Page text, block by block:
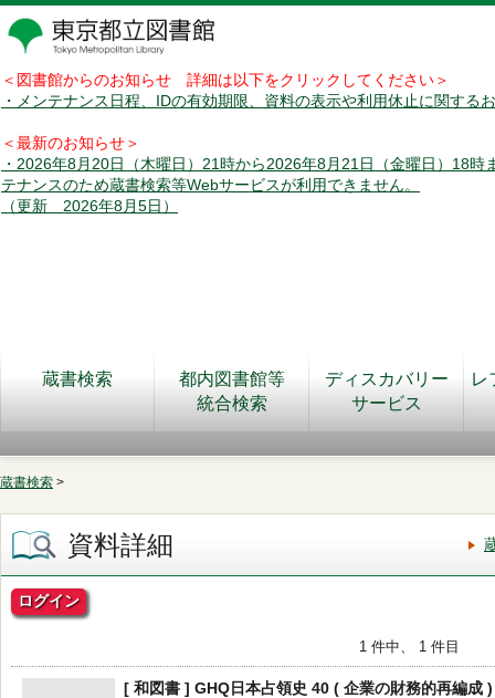
＜図書館からのお知らせ 詳細は以下をクリックしてください＞
・メンテナンス日程、IDの有効期限、資料の表示や利用休止に関する
＜最新のお知らせ＞
・2026年8月20日（木曜日）21時から2026年8月21日（金曜日）18時
テナンスのため蔵書検索等Webサービスが利用できません。
（更新 2026年8月5日）
蔵書検索
都内図書館等
統合検索
ディスカバリー
サービス
レ
蔵書検索 >
資料詳細
ログイン
1 件中、 1 件目
[ 和図書 ] GHQ日本占領史 40 ( 企業の財務的再編成 )